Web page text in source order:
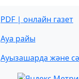
PDF | онлайн газет
Ауа райы
Ауызашарда және